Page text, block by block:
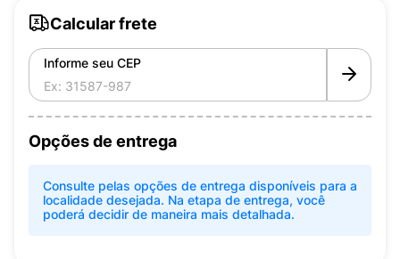
Calcular frete
Informe seu CEP
Opções de entrega
Consulte pelas opções de entrega disponíveis para a
localidade desejada. Na etapa de entrega, você
poderá decidir de maneira mais detalhada.